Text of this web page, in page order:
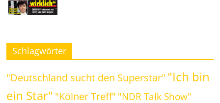
Schlagwörter
"Deutschland sucht den Superstar" "Ich bin
ein Star" "Kölner Treff" "NDR Talk Show"